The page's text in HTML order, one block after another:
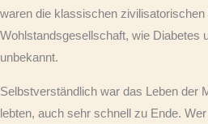
waren die klassischen zivilisatorischen
Wohlstandsgesellschaft, wie Diabetes
unbekannt.
Selbstverständlich war das Leben der
lebten, auch sehr schnell zu Ende.
können